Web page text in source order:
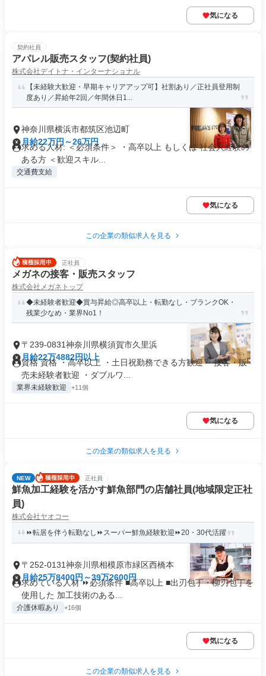
気になる
契約社員
アパレル販売スタッフ(契約社員)
株式会社デイトナ・インターナショナル
【未経験大歓迎・早期キャリアアップ可】社割あり／正社員登用制
度あり／昇給年2回／年間休日1...
神奈川県横浜市都筑区池辺町
月給22万円～26万円
求める人材: ＜必須条件＞ ・高卒以上 もしくは 社会人経験の
ある方 ＜歓迎スキル...
交通費支給
気になる
この企業の類似求人を見る
正社員
メガネの接客・販売スタッフ
株式会社メガネトップ
◆未経験者歓迎◆賞与昇給◎高卒以上・転勤なし・ブランクOK・
残業少なめ・業界No1！
〒239-0831神奈川県横須賀市久里浜
月給22万4882円以上
資格 資格 ・高卒以上 ・土日祝勤務できる方歓迎 ・接客・販
売未経験者歓迎 ・ダブルワ...
業界未経験歓迎 +11個
気になる
この企業の類似求人を見る
NEW 正社員
鮮魚加工経験を活かす鮮魚部門の店舗社員(地域限定正社
員)
株式会社ヤオコー
⏩転居を伴う転勤なし⏩スーパー鮮魚経験歓迎⏩20・30代活躍
〒252-0131神奈川県相模原市緑区西橋本
月給25万8400円～39万2600円
求めている人材 ⏩必須条件 ■高卒以上 ■出刃包丁・柳刃包丁を
使用した 加工技術のある...
介護休暇あり +16個
気になる
この企業の類似求人を見る